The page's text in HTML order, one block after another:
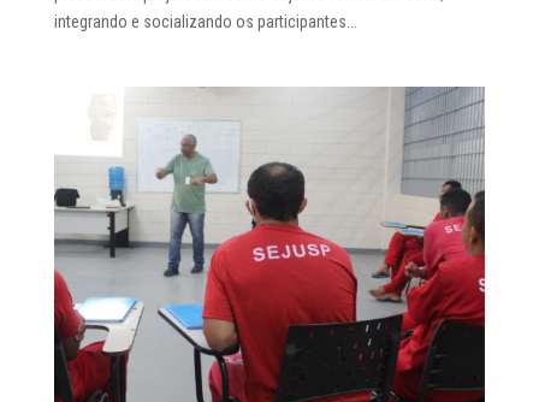
integrando e socializando os participantes...